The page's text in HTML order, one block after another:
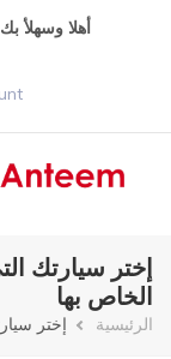
أهلا وسهلأ
إختر سيارتك
الخاص بها
مسار
الرئيسية إختر